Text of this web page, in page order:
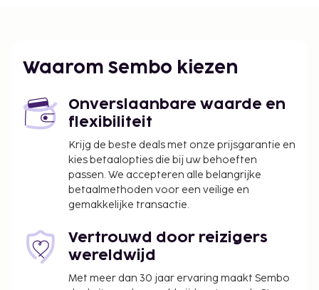
De aanbevolen luchthaven voor 1975 Yurim Inn is
Seoel (ICN-Incheon Intl.).
Enkele van de voorzieningen zijn een
bagageopslagruimte en een wasserij. De
accommodatieklasse die wordt toegekend door
ons classificatiesysteem is gebaseerd op
accommodatietype, voorzieningen en services.
De volgende kosten dienen bij de accommodatie te
worden betaald. De kosten kunnen inclusief
Borgsom: KRW 100000 per accommodatie, per
verblijf
Waarom Sembo kiezen
Onverslaanbare waarde en
flexibiliteit
Krijg de beste deals met onze prijsgarantie en
kies betaalopties die bij uw behoeften
passen. We accepteren alle belangrijke
betaalmethoden voor een veilige en
gemakkelijke transactie.
Vertrouwd door reizigers
wereldwijd
Met meer dan 30 jaar ervaring maakt Sembo